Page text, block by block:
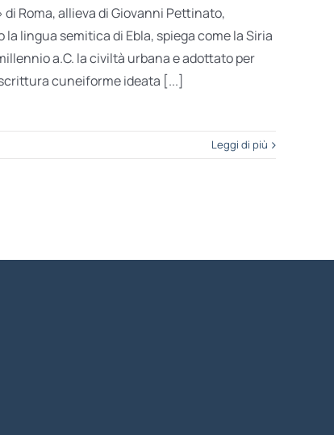
di Roma, allieva di Giovanni Pettinato,
lingua semitica di Ebla, spiega come la Siria
a.C. la civiltà urbana e adottato per
cuneiforme ideata [...]
Leggi di più